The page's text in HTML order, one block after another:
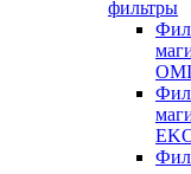
фильтры
OMI